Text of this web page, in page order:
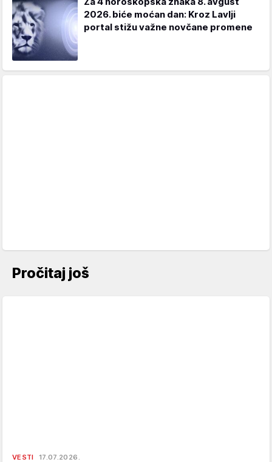
2026. biće moćan dan: Kroz Lavlji
portal stižu važne novčane promene
Pročitaj još
VESTI 17.07.2026.